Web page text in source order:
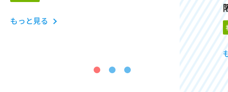
もっと見る